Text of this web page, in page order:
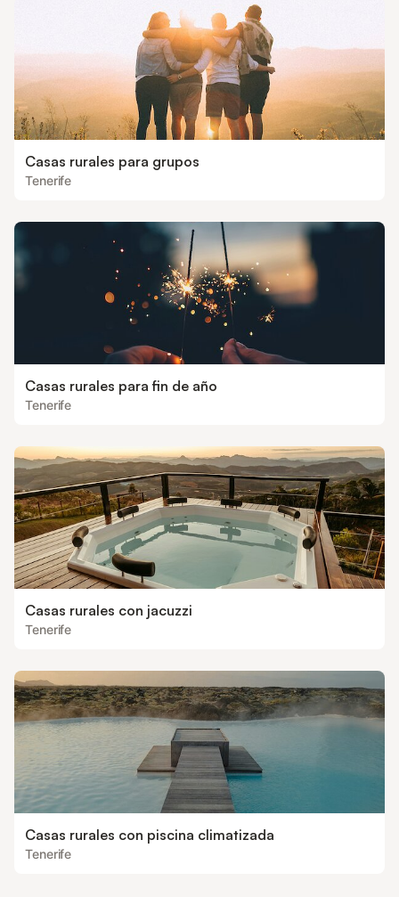
Casas rurales para grupos
Tenerife
Casas rurales para fin de año
Tenerife
Casas rurales con jacuzzi
Tenerife
Casas rurales con piscina climatizada
Tenerife